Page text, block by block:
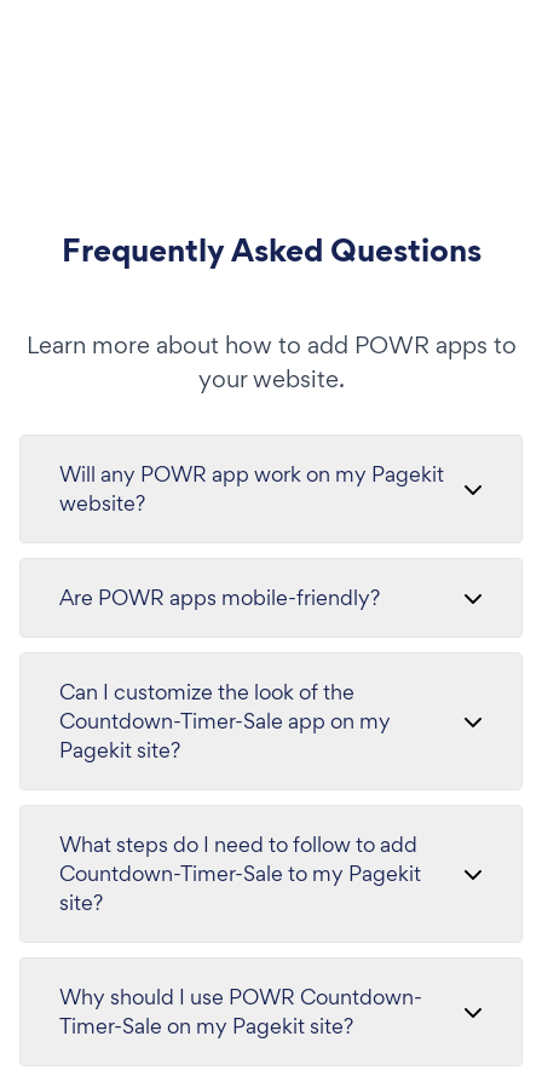
Frequently Asked Questions
Learn more about how to add POWR apps to
your website.
Will any POWR app work on my Pagekit
website?
Are POWR apps mobile-friendly?
Can I customize the look of the
Countdown-Timer-Sale app on my
Pagekit site?
What steps do I need to follow to add
Countdown-Timer-Sale to my Pagekit
site?
Why should I use POWR Countdown-
Timer-Sale on my Pagekit site?